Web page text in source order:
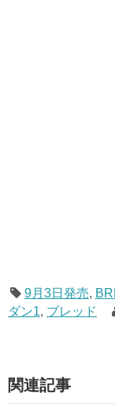
9月3日発売,
ダン1, ブレッド
関連記事